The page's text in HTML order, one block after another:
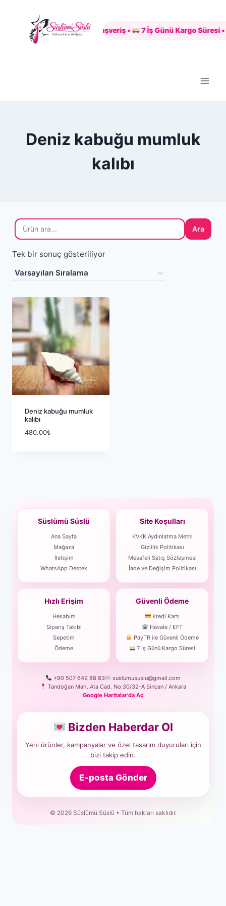
content
Güvenli Alışveriş • 7 İş Günü Kargo Süresi •
Deniz kabuğu mumluk
kalıbı
Ara
Tek bir sonuç gösteriliyor
Deniz kabuğu mumluk
kalıbı
480.00₺
Süslümü Süslü
Ana Sayfa
Mağaza
İletişim
WhatsApp Destek
Site Koşulları
KVKK Aydınlatma Metni
Gizlilik Politikası
Mesafeli Satış Sözleşmesi
İade ve Değişim Politikası
Hızlı Erişim
Hesabım
Sipariş Takibi
Sepetim
Ödeme
Güvenli Ödeme
Kredi Kartı
Havale / EFT
PayTR ile Güvenli Ödeme
7 İş Günü Kargo Süresi
+90 507 649 88 83
suslumususlu@gmail.com
Tandoğan Mah. Ata Cad. No:30/32-A Sincan / Ankara
Google Haritalar’da Aç
Bizden Haberdar Ol
Yeni ürünler, kampanyalar ve özel tasarım duyuruları için
bizi takip edin.
E-posta Gönder
© 2026 Süslümü Süslü • Tüm hakları saklıdır.